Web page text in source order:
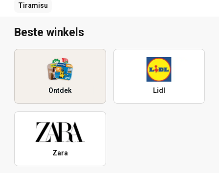
Tiramisu
Beste winkels
Ontdek Lidl
Zara